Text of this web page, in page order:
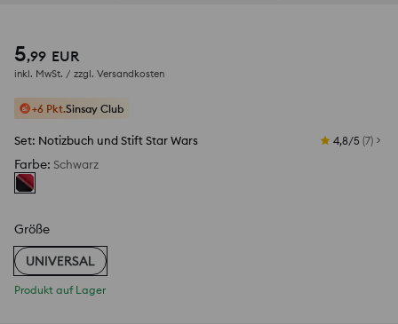
5,99 EUR
inkl. MwSt. / zzgl. Versandkosten
+6 Pkt.Sinsay Club
Set: Notizbuch und Stift Star Wars 4,8/5 (7)
Farbe: Schwarz
Größe
UNIVERSAL
Produkt auf Lager